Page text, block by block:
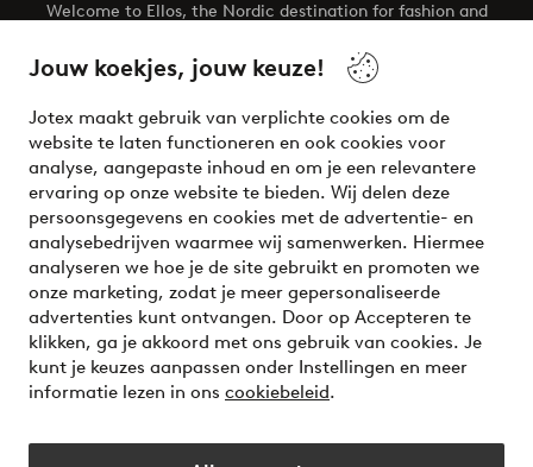
Jouw koekjes, jouw keuze!
Jotex maakt gebruik van verplichte cookies om de
website te laten functioneren en ook cookies voor
analyse, aangepaste inhoud en om je een relevantere
ervaring op onze website te bieden. Wij delen deze
persoonsgegevens en cookies met de advertentie- en
analysebedrijven waarmee wij samenwerken. Hiermee
analyseren we hoe je de site gebruikt en promoten we
onze marketing, zodat je meer gepersonaliseerde
advertenties kunt ontvangen. Door op Accepteren te
klikken, ga je akkoord met ons gebruik van cookies. Je
kunt je keuzes aanpassen onder Instellingen en meer
informatie lezen in ons cookiebeleid.
Welcome to Ellos, the Nordic destination for fashion and
your wardrobe. Your next inspiring look is here!
Veilig betalen - Nu betalen of opsplitsen
Wil je meer weten over onze betaalopties?